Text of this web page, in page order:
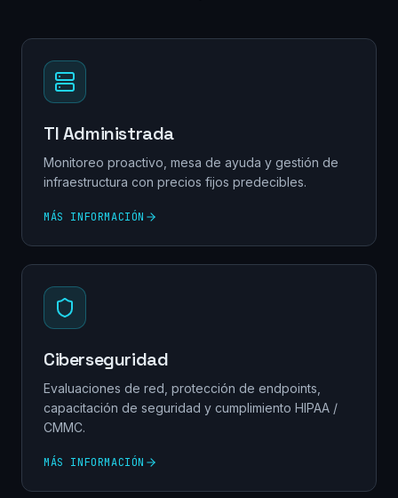
TI Administrada
Monitoreo proactivo, mesa de ayuda y gestión de
infraestructura con precios fijos predecibles.
MÁS INFORMACIÓN
Ciberseguridad
Evaluaciones de red, protección de endpoints,
capacitación de seguridad y cumplimiento HIPAA /
CMMC.
MÁS INFORMACIÓN